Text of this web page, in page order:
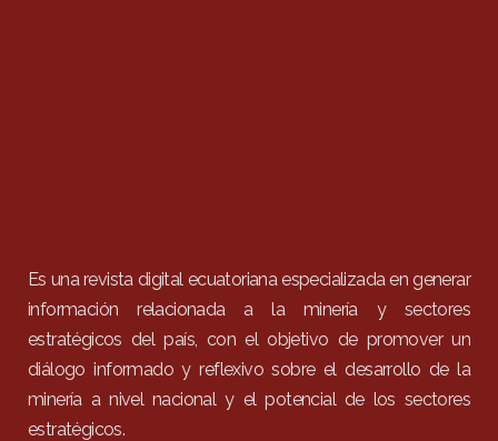
Es una revista digital ecuatoriana especializada en generar
información relacionada a la minería y sectores
estratégicos del país, con el objetivo de promover un
diálogo informado y reflexivo sobre el desarrollo de la
minería a nivel nacional y el potencial de los sectores
estratégicos.